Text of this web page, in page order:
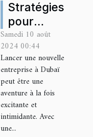
Stratégies
pour
optimiser
le plan
d'affaires
d'une
nouvelle
entreprise
à Dubaï
Samedi 10 août
2024 00:44
Lancer une nouvelle
entreprise à Dubaï
peut être une
aventure à la fois
excitante et
intimidante. Avec
une...